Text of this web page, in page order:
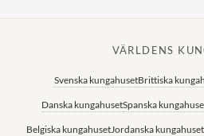
VÄRLDENS
Svenska kungahusetBrittiska
Danska kungahusetSpanska
Belgiska kungahusetJordanska kungahuset